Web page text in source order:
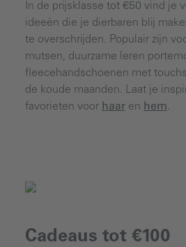
In de prijsklasse tot €50 vind je
ideeën die je dierbaren blij
te overschrijden. Populair zijn
mutsen, duurzame leren
fleecehandschoenen met
de koude maanden. Laat je
favorieten voor haar en hem.
Cadeaus tot €100